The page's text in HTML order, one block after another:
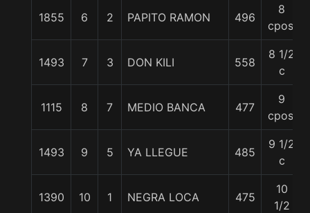
1855 6 2 PAPITO RAMON 496
8
cpos.
1493 7 3 DON KILI 558
8 1/2
c
1115 8 7 MEDIO BANCA 477
9
cpos.
1493 9 5 YA LLEGUE 485
9 1/2
c
1390 10 1 NEGRA LOCA 475
10
1/2